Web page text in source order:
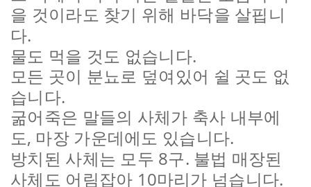
을 것이라도 찾기 위해 바닥을 살핍니
다.
물도 먹을 것도 없습니다.
모든 곳이 분뇨로 덮여있어 쉴 곳도 없
습니다.
굶어죽은 말들의 사체가 축사 내부에
도, 마장 가운데에도 있습니다.
방치된 사체는 모두 8구. 불법 매장된
사체도 어림잡아 10마리가 넘습니다.